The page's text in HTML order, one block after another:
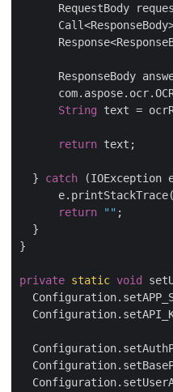
RequestBody
ResponseBody
String text =
return text;
  }
catch (IOException
return
"" ;
  }
}
private static void